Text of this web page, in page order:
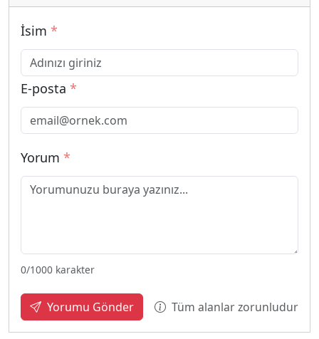
İsim *
E-posta *
Yorum *
0/1000 karakter
Yorumu Gönder Tüm alanlar zorunludur